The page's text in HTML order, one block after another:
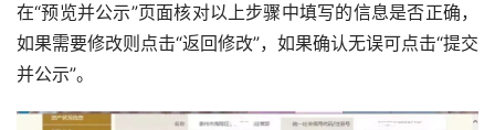
在“预览并公示”页面核对以上步骤中填写的信息是否正确，
如果需要修改则点击“返回修改”，如果确认无误可点击“提交
并公示”。